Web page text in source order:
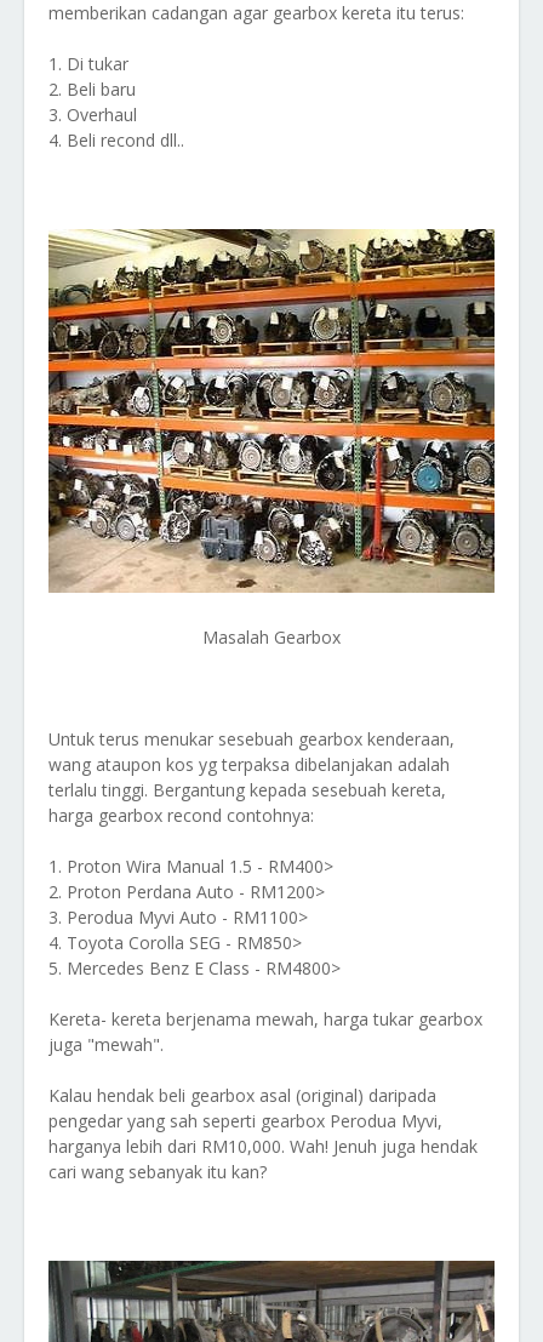
memberikan cadangan agar gearbox kereta itu terus:
1. Di tukar
2. Beli baru
3. Overhaul
4. Beli recond dll..
Masalah Gearbox
Untuk terus menukar sesebuah gearbox kenderaan,
wang ataupon kos yg terpaksa dibelanjakan adalah
terlalu tinggi. Bergantung kepada sesebuah kereta,
harga gearbox recond contohnya:
1. Proton Wira Manual 1.5 - RM400>
2. Proton Perdana Auto - RM1200>
3. Perodua Myvi Auto - RM1100>
4. Toyota Corolla SEG - RM850>
5. Mercedes Benz E Class - RM4800>
Kereta- kereta berjenama mewah, harga tukar gearbox
juga "mewah".
Kalau hendak beli gearbox asal (original) daripada
pengedar yang sah seperti gearbox Perodua Myvi,
harganya lebih dari RM10,000. Wah! Jenuh juga hendak
cari wang sebanyak itu kan?